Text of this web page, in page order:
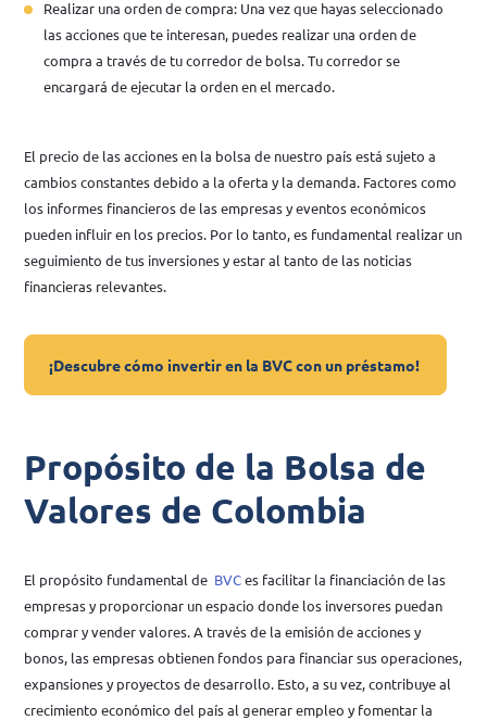
Realizar una orden de compra: Una vez que hayas seleccionado
las acciones que te interesan, puedes realizar una orden de
compra a través de tu corredor de bolsa. Tu corredor se
encargará de ejecutar la orden en el mercado.
El precio de las acciones en la bolsa de nuestro país está sujeto a
cambios constantes debido a la oferta y la demanda. Factores como
los informes financieros de las empresas y eventos económicos
pueden influir en los precios. Por lo tanto, es fundamental realizar un
seguimiento de tus inversiones y estar al tanto de las noticias
financieras relevantes.
¡Descubre cómo invertir en la BVC con un préstamo!
Propósito de la Bolsa de
Valores de Colombia
El propósito fundamental de BVCes facilitar la financiación de las
empresas y proporcionar un espacio donde los inversores puedan
comprar y vender valores. A través de la emisión de acciones y
bonos, las empresas obtienen fondos para financiar sus operaciones,
expansiones y proyectos de desarrollo. Esto, a su vez, contribuye al
crecimiento económico del país al generar empleo y fomentar la